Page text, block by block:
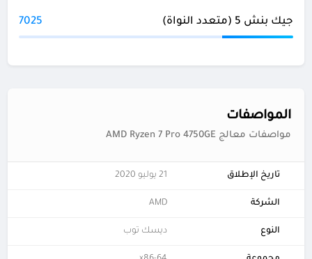
جيك بنش 5 (متعدد النواة) 7025
المواصفات
مواصفات معالج AMD Ryzen 7 Pro 4750GE
تاريخ الإطلاق 21 يوليو 2020
الشركة AMD
النوع ديسك توب